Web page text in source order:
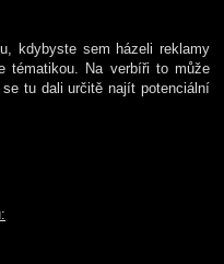
kdybyste sem házeli reklamy
tématikou. Na verbíři to může
tu dali určitě najít potenciální